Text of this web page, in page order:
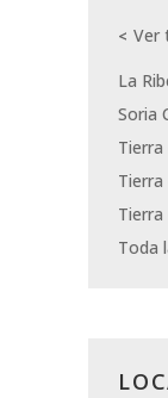
Ver
La
Soria
Toda